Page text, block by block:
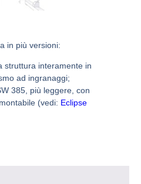
in più versioni:
struttura interamente in
ad ingranaggi;
385, più leggere, con
(vedi: Eclipse